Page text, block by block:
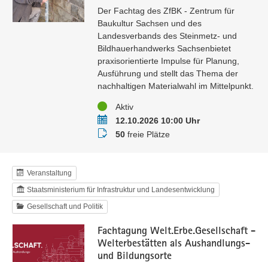
Der Fachtag des ZfBK - Zentrum für
Baukultur Sachsen und des
Landesverbands des Steinmetz- und
Bildhauerhandwerks Sachsenbietet
praxisorientierte Impulse für Planung,
Ausführung und stellt das Thema der
nachhaltigen Materialwahl im Mittelpunkt.
StatusAktiv
Termin12.10.2026 10:00 Uhr
Buchungsstatus
50freie Plätze
Veranstaltung
Staatsministerium für Infrastruktur und Landesentwicklung
Gesellschaft und Politik
Fachtagung Welt.Erbe.Gesellschaft -
Welterbestätten als Aushandlungs-
und Bildungsorte